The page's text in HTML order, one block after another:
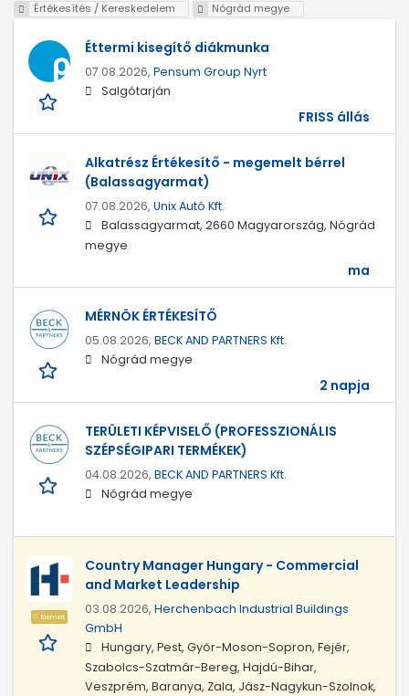
Értékesítés / Kereskedelem Nógrád megye
Éttermi kisegítő diákmunka
07.08.2026, Pensum Group Nyrt
Salgótarján
FRISS állás
Alkatrész Értékesítő - megemelt bérrel
(Balassagyarmat)
07.08.2026, Unix Autó Kft.
Balassagyarmat, 2660 Magyarország, Nógrád
megye
ma
MÉRNÖK ÉRTÉKESÍTŐ
05.08.2026, BECK AND PARTNERS Kft.
Nógrád megye
2 napja
TERÜLETI KÉPVISELŐ (PROFESSZIONÁLIS
SZÉPSÉGIPARI TERMÉKEK)
04.08.2026, BECK AND PARTNERS Kft.
Nógrád megye
Kiemelt
Country Manager Hungary - Commercial
and Market Leadership
03.08.2026, Herchenbach Industrial Buildings
GmbH
Hungary, Pest, Győr-Moson-Sopron, Fejér,
Szabolcs-Szatmár-Bereg, Hajdú-Bihar,
Veszprém, Baranya, Zala, Jász-Nagykun-Szolnok,